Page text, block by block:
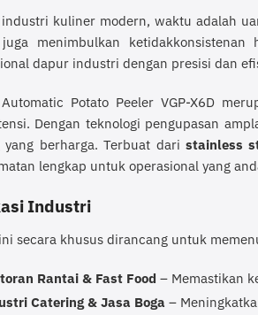
industri kuliner modern, waktu adalah
menimbulkan ketidakkonsistenan
dapur industri dengan presisi dan
Potato Peeler VGP-X6D
Dengan teknologi pengupasan
yang berharga. Terbuat daristainless
lengkap untuk operasional yang
Industri
secara khusus dirancang untuk
Rantai & Fast Food – Memastikan
Catering & Jasa Boga –